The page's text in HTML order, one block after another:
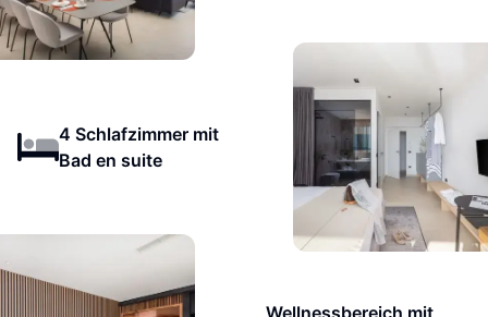
4 Schlafzimmer mit
Bad en suite
Wellnessbereich mit